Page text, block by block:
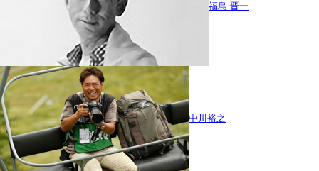
福島 晋一
中川裕之